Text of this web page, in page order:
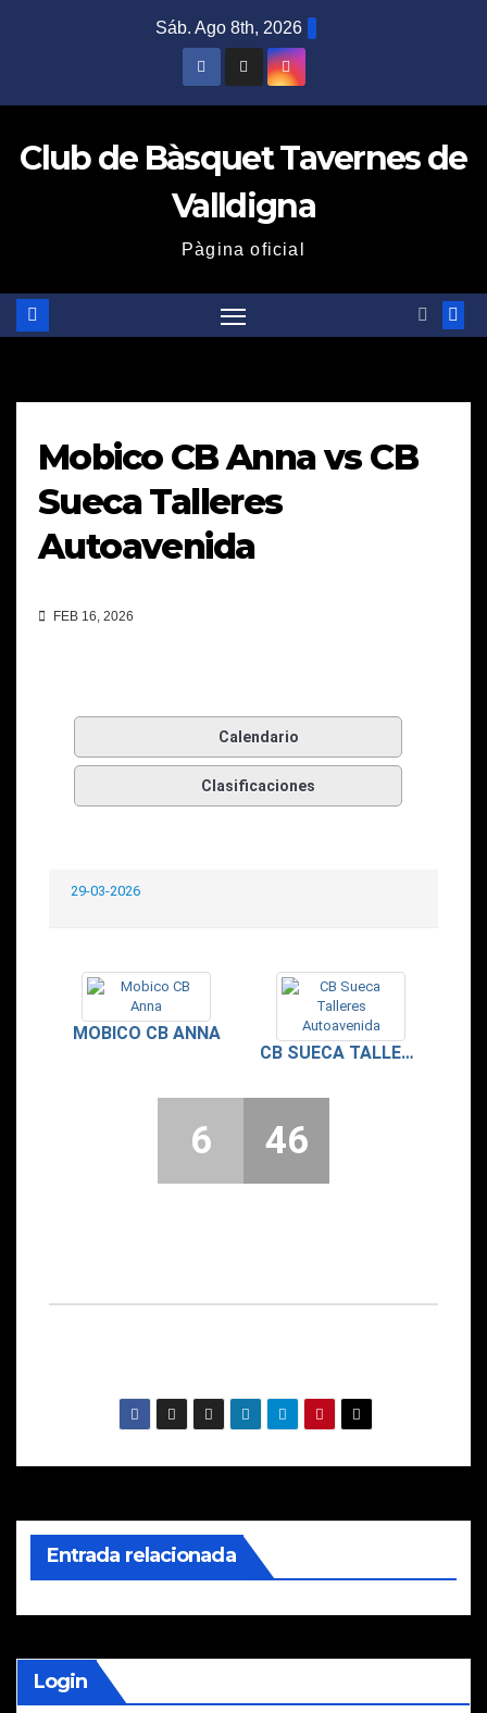
Sáb. Ago 8th, 2026
Club de Bàsquet Tavernes de
Valldigna
Pàgina oficial
Mobico CB Anna vs CB
Sueca Talleres
Autoavenida
FEB 16, 2026
Calendario
Clasificaciones
29-03-2026
MOBICO CB ANNA
CB SUECA TALLERES AUTOAVENIDA
6 46
Entrada relacionada
Login